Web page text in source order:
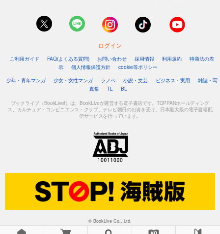
ログイン
ご利用ガイド FAQ(よくある質問) お問い合わせ 採用情報 利用規約
特商法の表
示
個人情報保護方針
cookie等ポリシー
少年・青年マンガ
少女・女性マンガ ラノベ 小説・文芸 ビジネス・実用
雑誌・写
真集
TL BL
ブックライブ（BookLive!）は、BookLiveが運営する電子書店です。TOPPANホールディング
ス、カルチュア・コンビニエンス・クラブ、テレビ朝日の出資を受け、日本最大級の電子書籍配
信サービスを行っています。
© BookLive Co., Ltd.